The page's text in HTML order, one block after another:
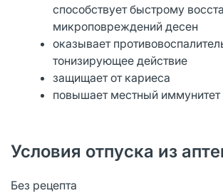
способствует быстрому
микроповреждений десен
оказывает
тонизирующее действие
защищает от кариеса
повышает местный иммунитет
Условия отпуска из
Без рецепта